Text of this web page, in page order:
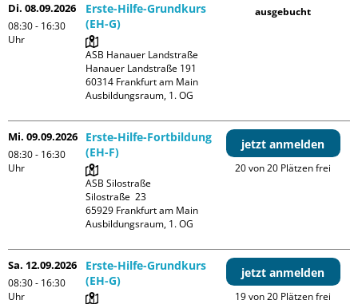
Di. 08.09.2026
08:30 - 16:30
Uhr
Erste-Hilfe-Grundkurs
(EH-G)
ASB Hanauer Landstraße
Hanauer Landstraße 191
60314 Frankfurt am Main
Ausbildungsraum, 1. OG
ausgebucht
Mi. 09.09.2026
08:30 - 16:30
Uhr
Erste-Hilfe-Fortbildung
(EH-F)
ASB Silostraße
Silostraße  23
65929 Frankfurt am Main
Ausbildungsraum, 1. OG
jetzt anmelden
20 von 20 Plätzen frei
Sa. 12.09.2026
08:30 - 16:30
Uhr
Erste-Hilfe-Grundkurs
(EH-G)
jetzt anmelden
19 von 20 Plätzen frei